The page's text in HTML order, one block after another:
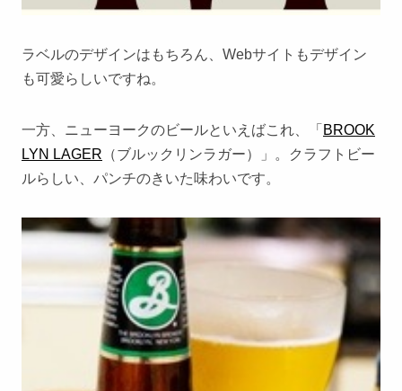
ラベルのデザインはもちろん、Webサイトもデザイン
も可愛らしいですね。
一方、ニューヨークのビールといえばこれ、「 BROOK
LYN LAGER （ブルックリンラガー）」。クラフトビー
ルらしい、パンチのきいた味わいです。